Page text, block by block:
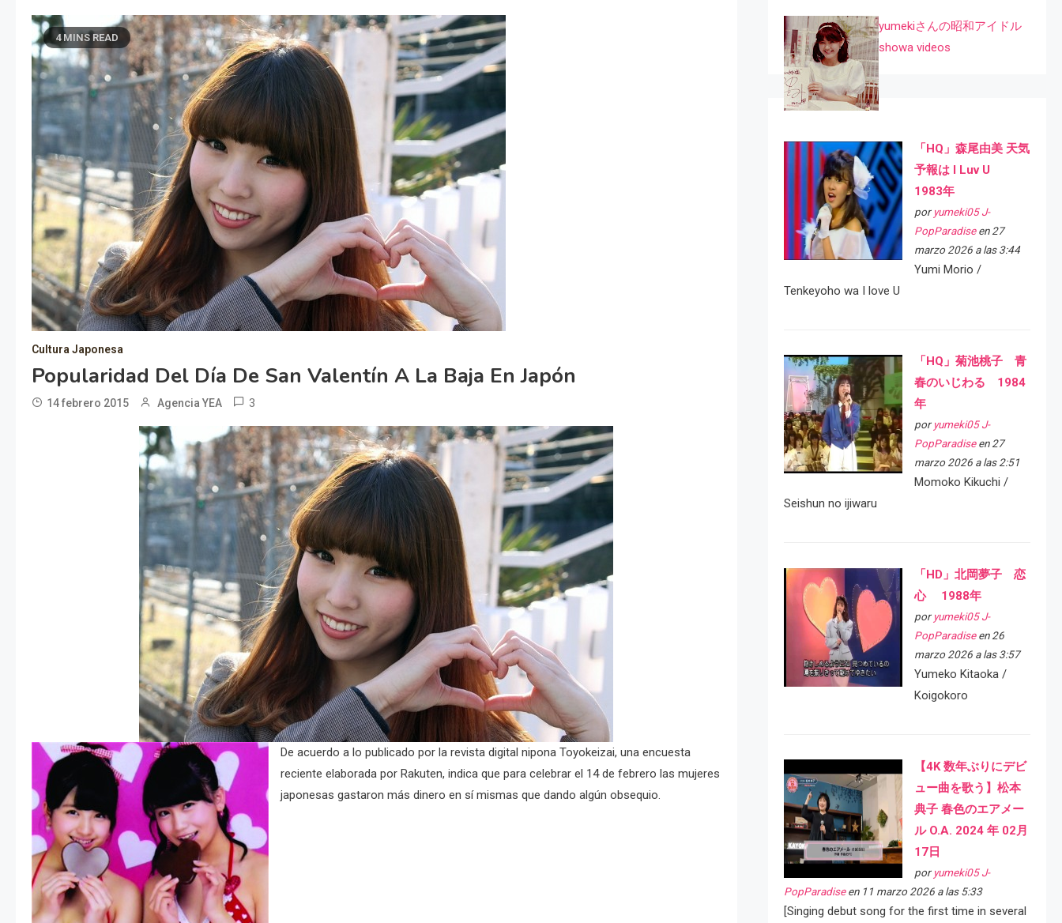
4 MINS READ
Cultura Japonesa
Popularidad Del Día De San Valentín A La Baja En Japón
14 febrero 2015 Agencia YEA 3
De acuerdo a lo publicado por la revista digital nipona Toyokeizai, una encuesta
reciente elaborada por Rakuten, indica que para celebrar el 14 de febrero las mujeres
japonesas gastaron más dinero en sí mismas que dando algún obsequio.
yumekiさんの昭和アイドル
showa videos
「HQ」森尾由美 天気
予報は I Luv U
1983年
por yumeki05 J-
PopParadiseen 27
marzo 2026 a las 3:44
Yumi Morio /
Tenkeyoho wa I love U
「HQ」菊池桃子 青
春のいじわる 1984
年
por yumeki05 J-
PopParadiseen 27
marzo 2026 a las 2:51
Momoko Kikuchi /
Seishun no ijiwaru
「HD」北岡夢子 恋
心 1988年
por yumeki05 J-
PopParadiseen 26
marzo 2026 a las 3:57
Yumeko Kitaoka /
Koigokoro
【4K 数年ぶりにデビ
ュー曲を歌う】松本
典子 春色のエアメー
ル O.A. 2024 年 02月
17日
por yumeki05 J-
PopParadiseen 11 marzo 2026 a las 5:33
[Singing debut song for the first time in several